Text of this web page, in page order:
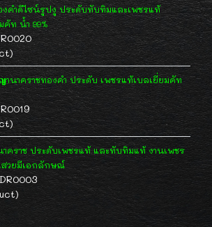
คำดีไซน์รูปงู ประดับทับทิมและเพชรแท้
คัท น้ำ 99%
นาคราชทองคำ ประดับ เพชรแท้เบลเยี่ยมคัท
คราช ประดับเพชรแท้ และทับทิมแท้ งานเพชร
วยมีเอกลักษณ์